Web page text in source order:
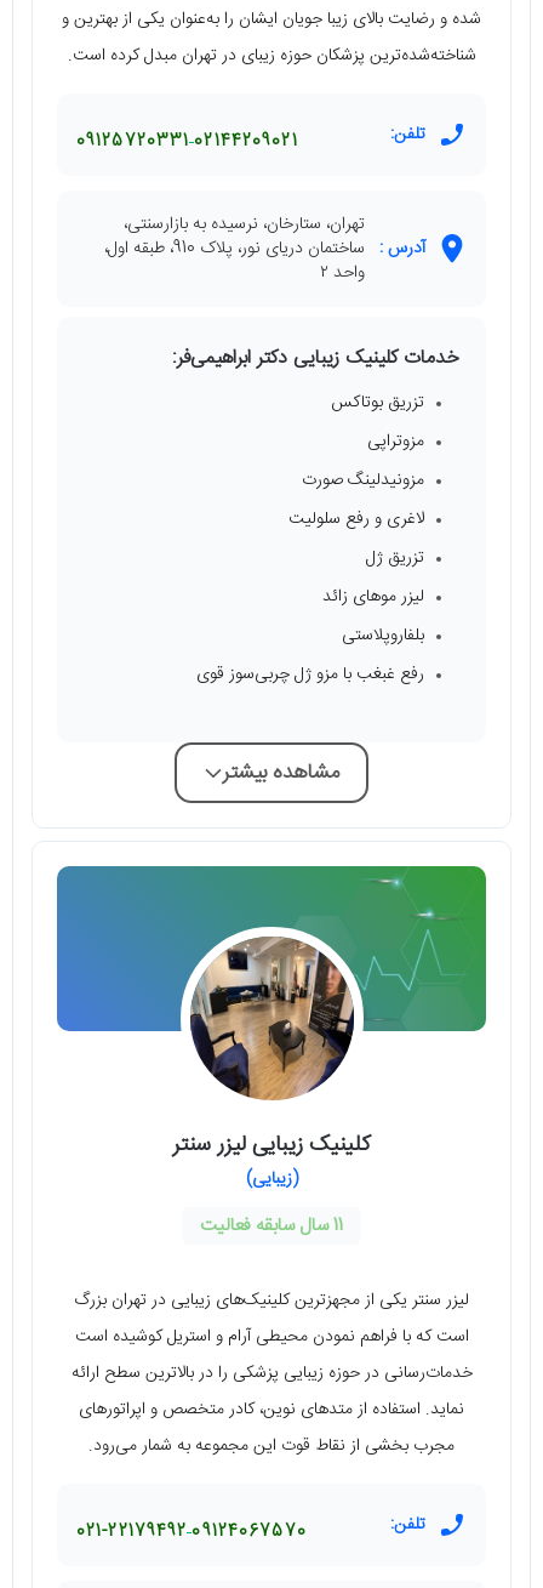
شده و رضایت بالای زیبا جویان ایشان را به‌عنوان یکی از بهترین و
شناخته‌شده‌ترین پزشکان حوزه زیبای در تهران مبدل کرده است.
تلفن: 02144209021
09125720331
آدرس :
تهران، ستارخان، نرسیده به بازارسنتی،
ساختمان دریای نور، پلاک 910، طبقه اول،
واحد ۲
خدمات کلینیک زیبایی دکتر ابراهیمی‌فر:
تزریق بوتاکس
مزوتراپی
مزونیدلینگ صورت
لاغری و رفع سلولیت
تزریق ژل
لیزر موهای زائد
بلفاروپلاستی
رفع غبغب با مزو ژل چربی‌سوز قوی
مشاهده بیشتر
کلینیک زیبایی لیزر سنتر
(زیبایی)
11 سال سابقه فعالیت
لیزر سنتر یکی از مجهزترین کلینیک‌های زیبایی در تهران بزرگ
است که با فراهم نمودن محیطی آرام و استریل کوشیده است
خدمات‌رسانی در حوزه زیبایی پزشکی را در بالاترین سطح ارائه
نماید. استفاده از متدهای نوین، کادر متخصص و اپراتورهای
مجرب بخشی از نقاط قوت این مجموعه به شمار می‌رود.
تلفن: 09124067570
021-22179492